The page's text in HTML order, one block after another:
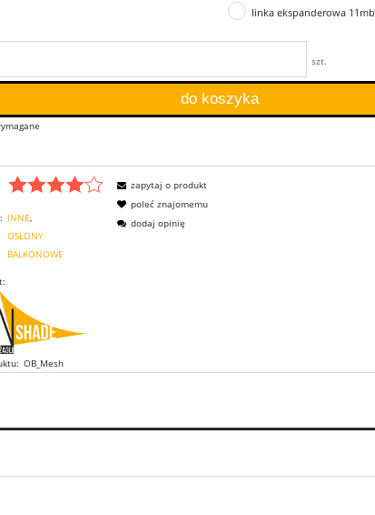
linka ekspanderowa 11mb
szt.
do koszyka
INNE
OSŁONY
BALKONOWE
OB_Mesh
zapytaj o produkt
poleć znajomemu
dodaj opinię